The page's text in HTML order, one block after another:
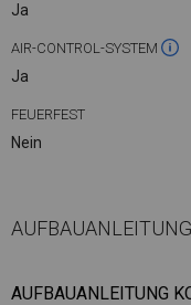
Ja
AIR-CONTROL-SYSTEM
Ja
FEUERFEST
Nein
AUFBAUANLEITUNG